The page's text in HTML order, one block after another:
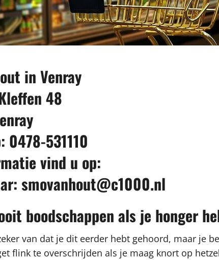
in Venray
48
0478-531110
vind u op:
smovanhout@c1000.nl
boodschappen als je honger
van dat je dit eerder hebt gehoord, maar je
flink te overschrijden als je maag knort op